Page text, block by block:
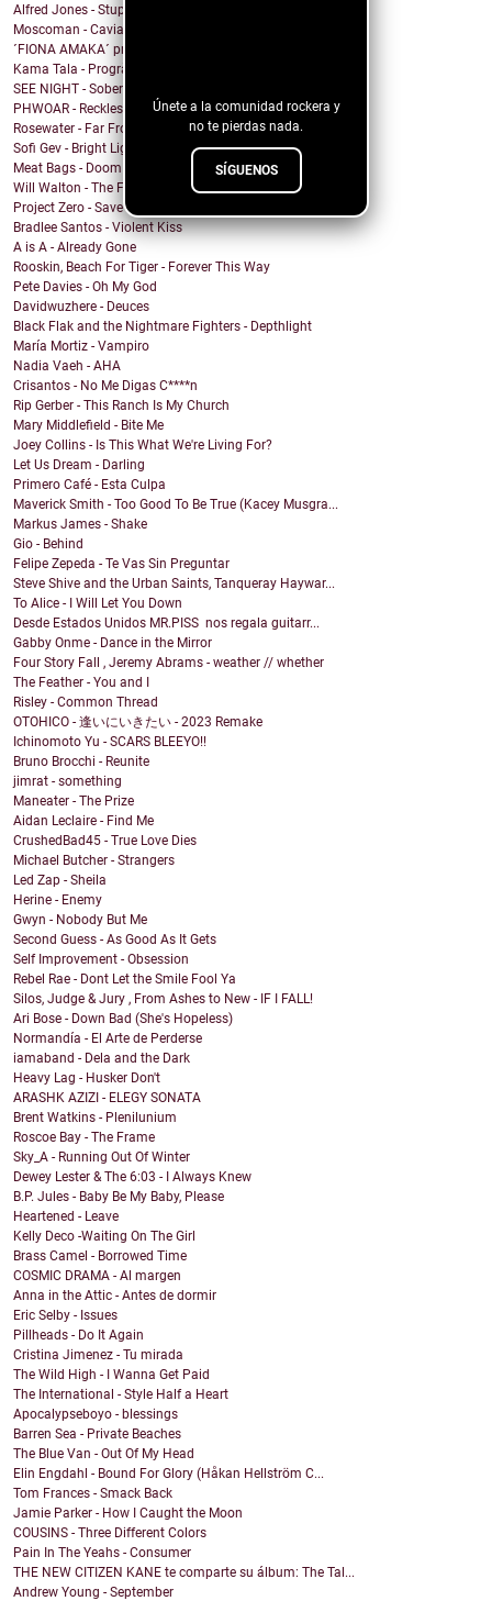
Únete a la comunidad rockera y
no te pierdas nada.
SÍGUENOS
Alfred Jones - Stupid Town
Moscoman - Caviar
´FIONA AMAKA´ presenta su tema: No Daylight
Kama Tala - Progràmma
SEE NIGHT - Sober & High
PHWOAR - Reckless
Rosewater - Far From Home
Sofi Gev - Bright Light Shining
Meat Bags - Doom
Will Walton - The Fine Line
Project Zero - Save the Date
Bradlee Santos - Violent Kiss
A is A - Already Gone
Rooskin, Beach For Tiger - Forever This Way
Pete Davies - Oh My God
Davidwuzhere - Deuces
Black Flak and the Nightmare Fighters - Depthlight
María Mortiz - Vampiro
Nadia Vaeh - AHA
Crisantos - No Me Digas C****n
Rip Gerber - This Ranch Is My Church
Mary Middlefield - Bite Me
Joey Collins - Is This What We're Living For?
Let Us Dream - Darling
Primero Café - Esta Culpa
Maverick Smith - Too Good To Be True (Kacey Musgra...
Markus James - Shake
Gio - Behind
Felipe Zepeda - Te Vas Sin Preguntar
Steve Shive and the Urban Saints, Tanqueray Haywar...
To Alice - I Will Let You Down
Desde Estados Unidos MR.PISS nos regala guitarr...
Gabby Onme - Dance in the Mirror
Four Story Fall , Jeremy Abrams - weather // whether
The Feather - You and I
Risley - Common Thread
OTOHICO - 逢いにいきたい - 2023 Remake
Ichinomoto Yu - SCARS BLEEYO!!
Bruno Brocchi - Reunite
jimrat - something
Maneater - The Prize
Aidan Leclaire - Find Me
CrushedBad45 - True Love Dies
Michael Butcher - Strangers
Led Zap - Sheila
Herine - Enemy
Gwyn - Nobody But Me
Second Guess - As Good As It Gets
Self Improvement - Obsession
Rebel Rae - Dont Let the Smile Fool Ya
Silos, Judge & Jury , From Ashes to New - IF I FALL!
Ari Bose - Down Bad (She's Hopeless)
Normandía - El Arte de Perderse
iamaband - Dela and the Dark
Heavy Lag - Husker Don't
ARASHK AZIZI - ELEGY SONATA
Brent Watkins - Plenilunium
Roscoe Bay - The Frame
Sky_A - Running Out Of Winter
Dewey Lester & The 6:03 - I Always Knew
B.P. Jules - Baby Be My Baby, Please
Heartened - Leave
Kelly Deco -Waiting On The Girl
Brass Camel - Borrowed Time
COSMIC DRAMA - Al margen
Anna in the Attic - Antes de dormir
Eric Selby - Issues
Pillheads - Do It Again
Cristina Jimenez - Tu mirada
The Wild High - I Wanna Get Paid
The International - Style Half a Heart
Apocalypseboyo - blessings
Barren Sea - Private Beaches
The Blue Van - Out Of My Head
Elin Engdahl - Bound For Glory (Håkan Hellström C...
Tom Frances - Smack Back
Jamie Parker - How I Caught the Moon
COUSINS - Three Different Colors
Pain In The Yeahs - Consumer
THE NEW CITIZEN KANE te comparte su álbum: The Tal...
Andrew Young - September